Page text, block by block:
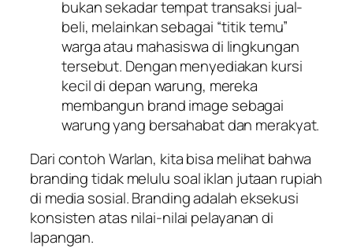
bukan sekadar tempat transaksi jual-
beli, melainkan sebagai “titik temu”
warga atau mahasiswa di lingkungan
tersebut. Dengan menyediakan kursi
kecil di depan warung, mereka
membangun brand image sebagai
warung yang bersahabat dan merakyat.
Dari contoh Warlan, kita bisa melihat bahwa
brandingtidak melulu soal iklan jutaan rupiah
di media sosial.Brandingadalah eksekusi
konsisten atas nilai-nilai pelayanan di
lapangan.